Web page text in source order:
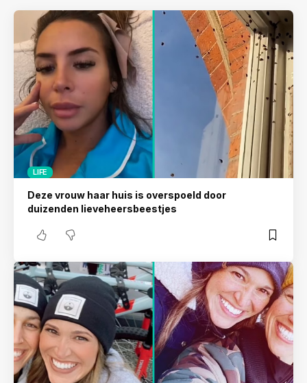
LIFE
Deze vrouw haar huis is overspoeld door
duizenden lieveheersbeestjes